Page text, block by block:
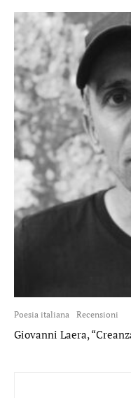
Poesia italiana Recensioni
Giovanni Laera,